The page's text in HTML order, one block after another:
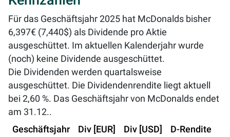
Für das Geschäftsjahr 2025 hat McDonalds bisher
6,397€ (7,440$) als Dividende pro Aktie
ausgeschüttet. Im aktuellen Kalenderjahr wurde
(noch) keine Dividende ausgeschüttet.
Die Dividenden werden quartalsweise
ausgeschüttet. Die Dividendenrendite liegt aktuell
bei 2,60 %. Das Geschäftsjahr von McDonalds endet
am 31.12..
Geschäftsjahr
Div [EUR] Div [USD] D-Rendite